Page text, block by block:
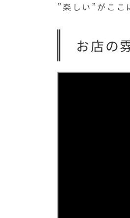
”楽しい”がここ
お店の